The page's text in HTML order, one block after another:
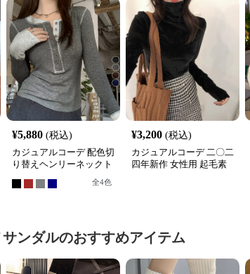
¥5,880 (税込)
カジュアルコーデ 配色切
り替えヘンリーネックト
全4色
¥3,200 (税込)
カジュアルコーデ 二〇二
四年新作 女性用 起毛素
サンダルのおすすめアイテム